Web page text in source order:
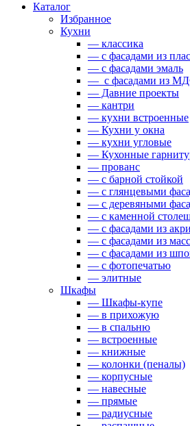
Каталог
Избранное
Кухни
— классика
— с фасадами из
— с фасадами эмаль
— с фасадами из
— Давние проекты
— кантри
— кухни встроенные
— Кухни у окна
— кухни угловые
— Кухонные
— прованс
— с барной стойкой
— с глянцевыми
— с деревяными
— с каменной
— с фасадами из
— с фасадами из
— с фасадами из
— с фотопечатью
— элитные
Шкафы
— Шкафы-купе
— в прихожую
— в спальню
— встроенные
— книжные
— колонки (пеналы)
— корпусные
— навесные
— прямые
— радиусные